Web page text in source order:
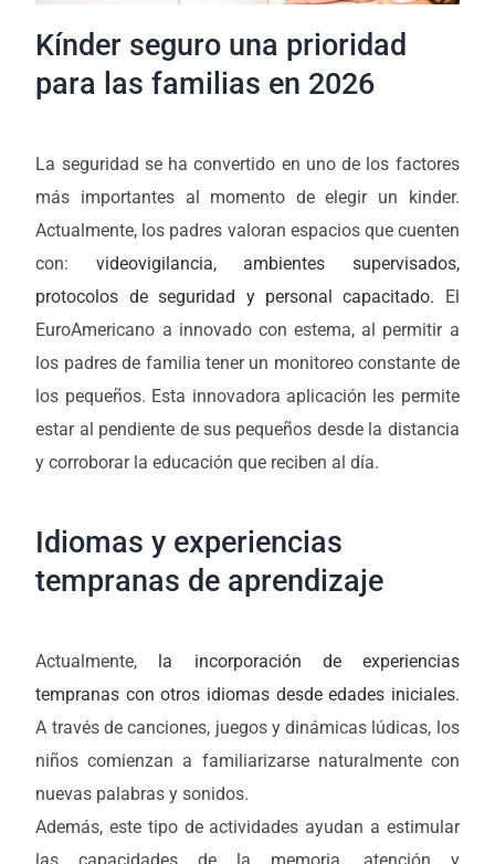
Kínder seguro una prioridad
para las familias en 2026
La seguridad se ha convertido en uno de los factores
más importantes al momento de elegir un kinder.
Actualmente, los padres valoran espacios que cuenten
con: videovigilancia, ambientes supervisados,
protocolos de seguridad y personal capacitado. El
EuroAmericano a innovado con estema, al permitir a
los padres de familia tener un monitoreo constante de
los pequeños. Esta innovadora aplicación les permite
estar al pendiente de sus pequeños desde la distancia
y corroborar la educación que reciben al día.
Idiomas y experiencias
tempranas de aprendizaje
Actualmente, la incorporación de experiencias
tempranas con otros idiomas desde edades iniciales.
A través de canciones, juegos y dinámicas lúdicas, los
niños comienzan a familiarizarse naturalmente con
nuevas palabras y sonidos.
Además, este tipo de actividades ayudan a estimular
las capacidades de la memoria, atención y